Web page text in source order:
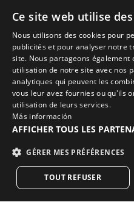
COMPLÉTEZ VOTRE
Découvrez les
VISITEZ
Ce site web utilise
Nous utilisons des cookies pour
publicités et pour analyser notre
site. Nous partageons également
utilisation de notre site avec nos
analytiques qui peuvent les
vous leur avez fournies ou qu'ils
utilisation de leurs services.
Más información
AFFICHER TOUS LES
GÉRER MES PRÉFÉRENCES
TOUT REFUSER